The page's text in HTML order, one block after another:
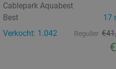
Cablepark Aquabest
Best
17
Verkocht: 1.042
Regulier